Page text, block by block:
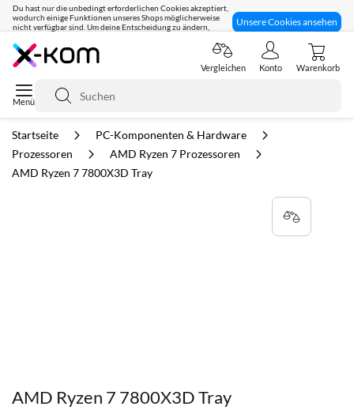
Du hast nur die unbedingt erforderlichen Cookies akzeptiert,
wodurch einige Funktionen unseres Shops möglicherweise
nicht verfügbar sind. Um deine Entscheidung zu ändern,
Unsere Cookies ansehen
Seit 8 Jahren für dich da!
Suche
Vergleichen Konto Warenkorb
Startseite
PC-Komponenten & Hardware
Prozessoren
AMD Ryzen 7 Prozessoren
AMD Ryzen 7 7800X3D Tray
AMD Ryzen 7 7800X3D Tray
Zum